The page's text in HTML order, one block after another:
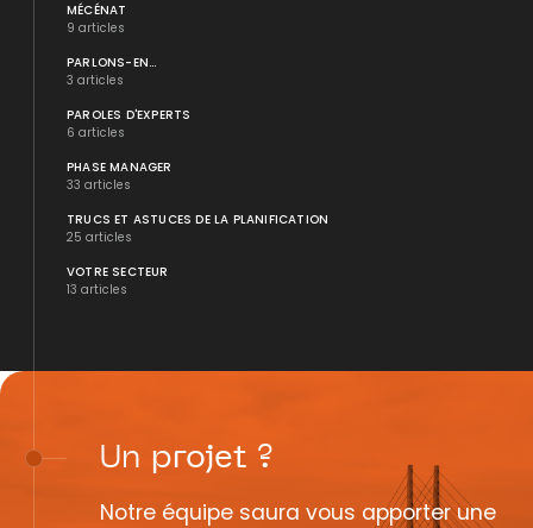
MÉCÉNAT
9 articles
PARLONS-EN...
3 articles
PAROLES D'EXPERTS
6 articles
PHASE MANAGER
33 articles
TRUCS ET ASTUCES DE LA PLANIFICATION
25 articles
VOTRE SECTEUR
13 articles
Un projet ?
Notre équipe saura vous apporter une